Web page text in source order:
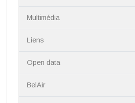
Multimédia
Liens
Open data
BelAir